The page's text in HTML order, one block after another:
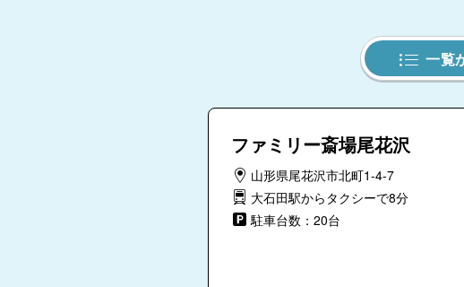
一覧
ファミリー斎場尾花沢
山形県尾花沢市北町1-4-7
大石田駅からタクシーで8分
駐車台数：20台